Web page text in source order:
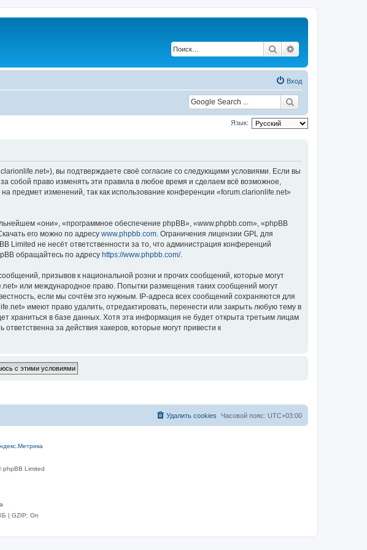
Поиск
Вход
Язык:
вы подтверждаете своё согласие со следующими условиями. Если вы
собой право изменять эти правила в любое время и сделаем всё возможное,
предмет изменений, так как использование конференции «forum.clarionlife.net»
«они», «программное обеспечение phpBB», «www.phpbb.com», «phpBB
его можно по адресу www.phpbb.com . Ограничения лицензии GPL для
Limited не несёт ответственности за то, что администрация конференций
обращайтесь по адресу https://www.phpbb.com/.
призывов к национальной розни и прочих сообщений, которые могут
или международное право. Попытки размещения таких сообщений могут
если мы сочтём это нужным. IP-адреса всех сообщений сохраняются для
имеют право удалить, отредактировать, перенести или закрыть любую тему в
храниться в базе данных. Хотя эта информация не будет открыта третьим лицам
за действия хакеров, которые могут привести к
Часовой пояс: UTC+03:00
Удалить cookies
phpBB Limited
| GZIP: On